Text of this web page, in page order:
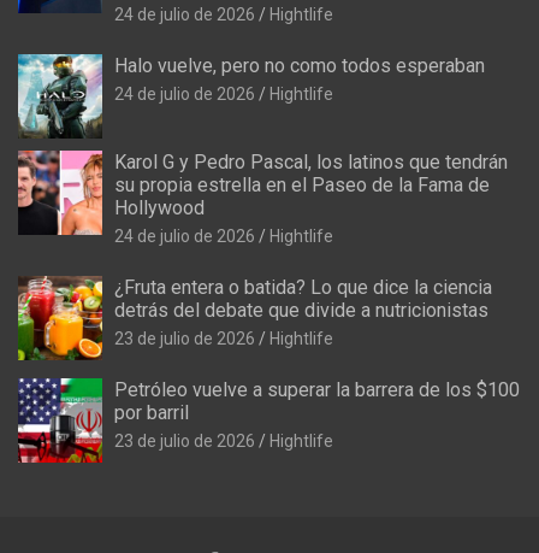
24 de julio de 2026 Hightlife
Halo vuelve, pero no como todos esperaban
24 de julio de 2026 Hightlife
Karol G y Pedro Pascal, los latinos que tendrán
su propia estrella en el Paseo de la Fama de
Hollywood
24 de julio de 2026 Hightlife
¿Fruta entera o batida? Lo que dice la ciencia
detrás del debate que divide a nutricionistas
23 de julio de 2026 Hightlife
Petróleo vuelve a superar la barrera de los $100
por barril
23 de julio de 2026 Hightlife